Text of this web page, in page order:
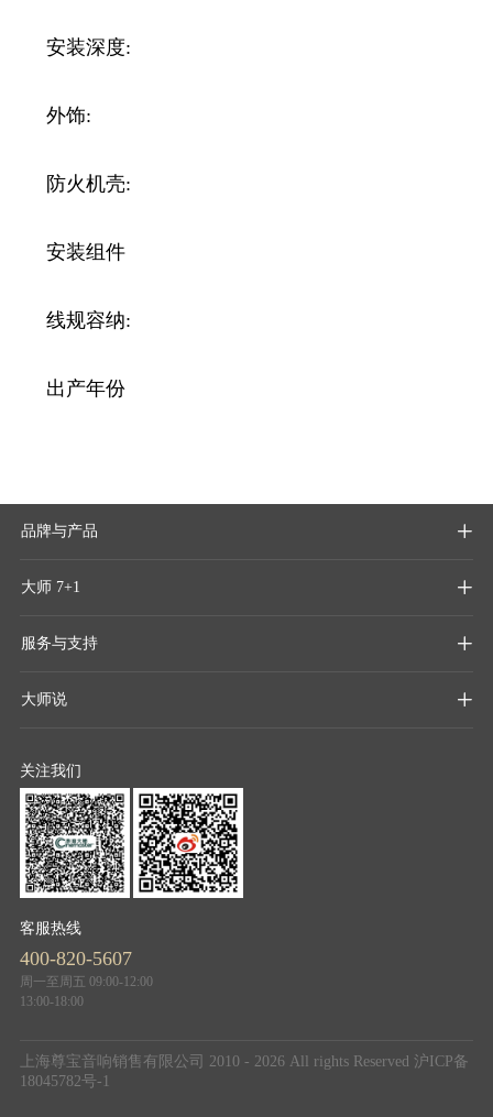
安装深度:
外饰:
防火机壳:
安装组件
线规容纳:
出产年份
品牌与产品 
大师 7+1 
服务与支持 
大师说 
关注我们
客服热线
400-820-5607
周一至周五 09:00-12:00
13:00-18:00
上海尊宝音响销售有限公司 2010 - 2026 All rights Reserved 沪ICP备
18045782号-1